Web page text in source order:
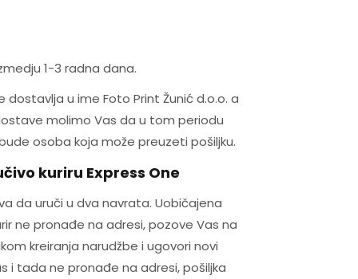
1-3 radna dana.
dostavlja u ime Foto Print Žunić d.o.o. a
molimo Vas da u tom periodu
osoba koja može preuzeti pošiljku.
kuriru Express One
da uruči u dva navrata. Uobičajena
ne pronađe na adresi, pozove Vas na
kreiranja narudžbe i ugovori novi
i tada ne pronađe na adresi, pošiljka